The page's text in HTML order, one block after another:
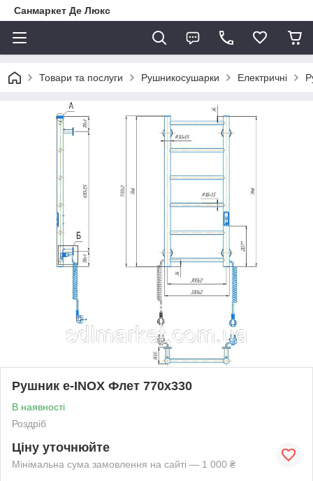
Санмаркет Де Люкс
Товари та послуги Рушникосушарки Електричні
Рушник e-INOX Флет 770х330
В наявності
Роздріб
Ціну уточнюйте
Мінімальна сума замовлення на сайті — 1 000 ₴